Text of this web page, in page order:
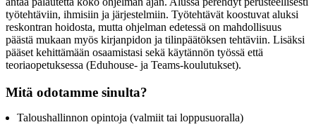
työtehtäviin, ihmisiin ja järjestelmiin. Työtehtävät koostuvat aluksi
reskontran hoidosta, mutta ohjelman edetessä on mahdollisuus
päästä mukaan myös kirjanpidon ja tilinpäätöksen tehtäviin. Lisäksi
pääset kehittämään osaamistasi sekä käytännön työssä että
teoriaopetuksessa (Eduhouse- ja Teams-koulutukset).
Mitä odotamme sinulta?
Taloushallinnon opintoja (valmiit tai loppusuoralla)